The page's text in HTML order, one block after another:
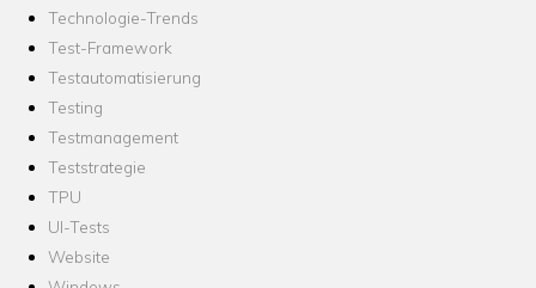
Technologie-Trends
Test-Framework
Testautomatisierung
Testing
Testmanagement
Teststrategie
TPU
UI-Tests
Website